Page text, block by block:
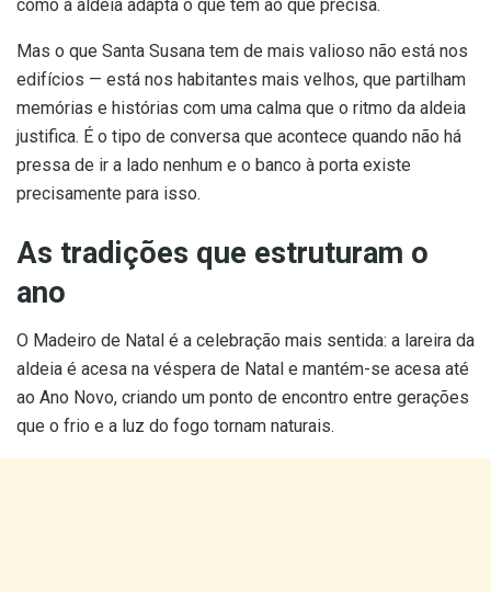
como a aldeia adapta o que tem ao que precisa.
Mas o que Santa Susana tem de mais valioso não está nos
edifícios — está nos habitantes mais velhos, que partilham
memórias e histórias com uma calma que o ritmo da aldeia
justifica. É o tipo de conversa que acontece quando não há
pressa de ir a lado nenhum e o banco à porta existe
precisamente para isso.
As tradições que estruturam o
ano
O Madeiro de Natal é a celebração mais sentida: a lareira da
aldeia é acesa na véspera de Natal e mantém-se acesa até
ao Ano Novo, criando um ponto de encontro entre gerações
que o frio e a luz do fogo tornam naturais.